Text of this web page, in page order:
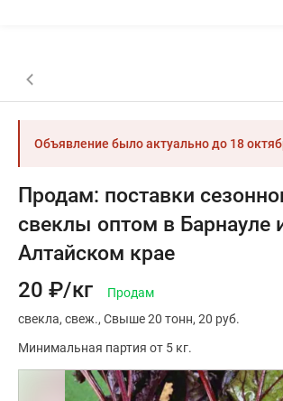
Назад к списку объявлений
Объявление было актуально до 18
Продам: поставки
свеклы оптом в Барнауле
Алтайском крае
20 ₽/кг
Продам
свекла свеж. Свыше 20 тонн 20 руб.
Минимальная партия от 5 кг.